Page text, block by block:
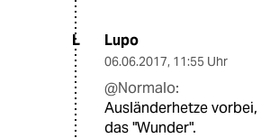
L Lupo
06.06.2017, 11:55 Uhr
@Normalo:
Ausländerhetze
das "Wunder".